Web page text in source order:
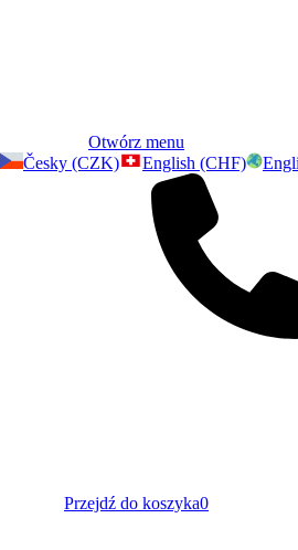
Otwórz menu
Česky (CZK) English (CHF)
Przejdź do koszyka0